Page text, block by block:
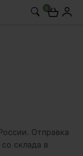
0
Отправка
склада в